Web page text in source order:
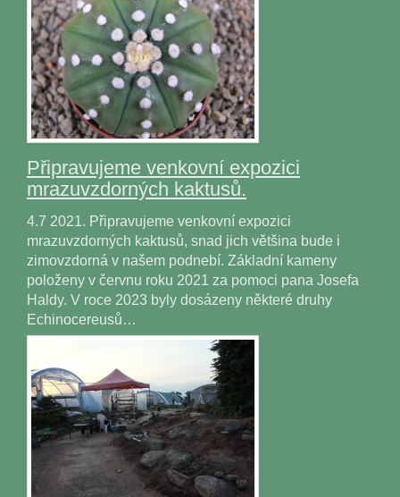
Připravujeme venkovní expozici
mrazuvzdorných kaktusů.
4.7 2021. Připravujeme venkovní expozici
mrazuvzdorných kaktusů, snad jich většina bude i
zimovzdorná v našem podnebí. Základní kameny
položeny v červnu roku 2021 za pomoci pana Josefa
Haldy. V roce 2023 byly dosázeny některé druhy
Echinocereusů…